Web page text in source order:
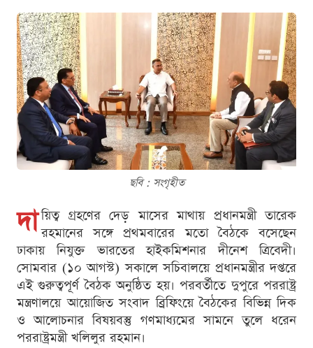
ছবি : সংগৃহীত
দা য়িত্ব গ্রহণের দেড় মাসের মাথায় প্রধানমন্ত্রী তারেক
রহমানের সঙ্গে প্রথমবারের মতো বৈঠকে বসেছেন
ঢাকায় নিযুক্ত ভারতের হাইকমিশনার দীনেশ ত্রিবেদী।
সোমবার (১০ আগস্ট) সকালে সচিবালয়ে প্রধানমন্ত্রীর দপ্তরে
এই গুরুত্বপূর্ণ বৈঠক অনুষ্ঠিত হয়। পরবর্তীতে দুপুরে পররাষ্ট্র
মন্ত্রণালয়ে আয়োজিত সংবাদ ব্রিফিংয়ে বৈঠকের বিভিন্ন দিক
ও আলোচনার বিষয়বস্তু গণমাধ্যমের সামনে তুলে ধরেন
পররাষ্ট্রমন্ত্রী খলিলুর রহমান।